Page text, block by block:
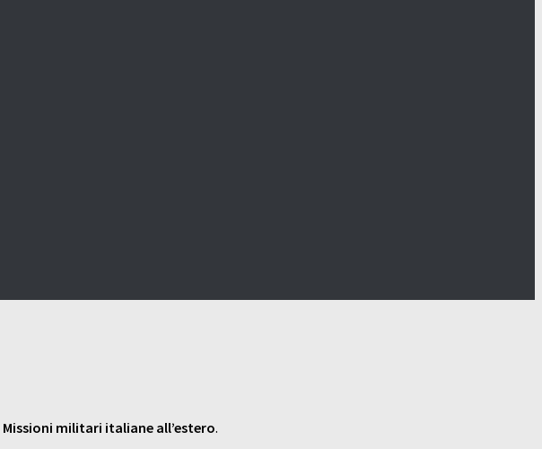
Missioni militari italiane all’estero.